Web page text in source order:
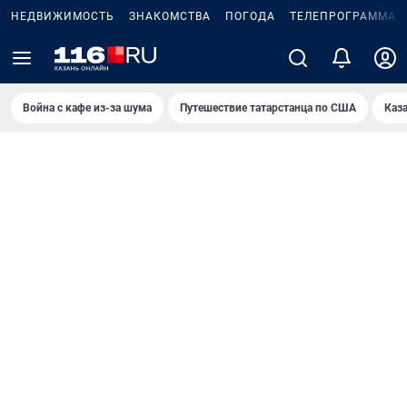
НЕДВИЖИМОСТЬ ЗНАКОМСТВА ПОГОДА ТЕЛЕПРОГРАММА
Война с кафе из-за шума Путешествие татарстанца по США